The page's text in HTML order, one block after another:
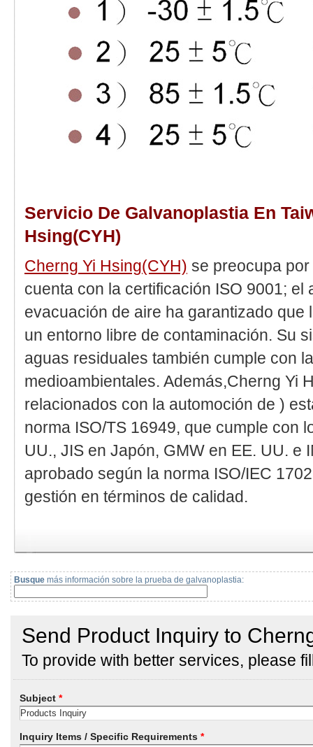
Servicio De Galvanoplastia En
Hsing(CYH)
Cherng Yi Hsing(CYH) se preocupa
cuenta con la certificación ISO 9001; el
evacuación de aire ha garantizado que
un entorno libre de contaminación. Su
aguas residuales también cumple con
medioambientales. Además,Cherng Yi
relacionados con la automoción de )
norma ISO/TS 16949, que cumple con
UU., JIS en Japón, GMW en EE. UU. e
aprobado según la norma ISO/IEC
gestión en términos de calidad.
Busque más información sobre la prueba de galvanoplastia: